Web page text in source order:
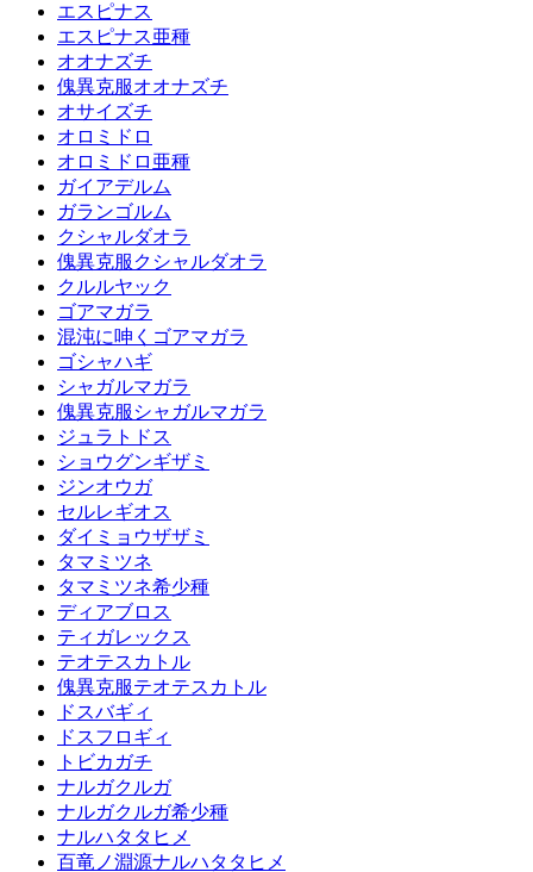
エスピナス
エスピナス亜種
オオナズチ
傀異克服オオナズチ
オサイズチ
オロミドロ
オロミドロ亜種
ガイアデルム
ガランゴルム
クシャルダオラ
傀異克服クシャルダオラ
クルルヤック
ゴアマガラ
混沌に呻くゴアマガラ
ゴシャハギ
シャガルマガラ
傀異克服シャガルマガラ
ジュラトドス
ショウグンギザミ
ジンオウガ
セルレギオス
ダイミョウザザミ
タマミツネ
タマミツネ希少種
ディアブロス
ティガレックス
テオテスカトル
傀異克服テオテスカトル
ドスバギィ
ドスフロギィ
トビカガチ
ナルガクルガ
ナルガクルガ希少種
ナルハタタヒメ
百竜ノ淵源ナルハタタヒメ